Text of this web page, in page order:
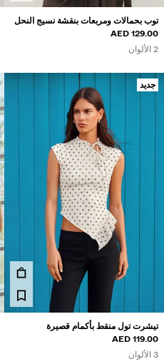
توب بحمالات ومربعات بنقشة نسيج النحل
129.00 AED
2 الألوان
جديد
تيشرت تول منقط بأكمام قصيرة
119.00 AED
3 الألوان